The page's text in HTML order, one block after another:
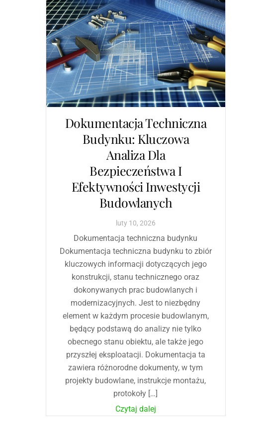
Dokumentacja Techniczna
Budynku: Kluczowa
Analiza Dla
Bezpieczeństwa I
Efektywności Inwestycji
Budowlanych
luty 10, 2026
Dokumentacja techniczna budynku
Dokumentacja techniczna budynku to zbiór
kluczowych informacji dotyczących jego
konstrukcji, stanu technicznego oraz
dokonywanych prac budowlanych i
modernizacyjnych. Jest to niezbędny
element w każdym procesie budowlanym,
będący podstawą do analizy nie tylko
obecnego stanu obiektu, ale także jego
przyszłej eksploatacji. Dokumentacja ta
zawiera różnorodne dokumenty, w tym
projekty budowlane, instrukcje montażu,
protokoły […]
Czytaj dalej